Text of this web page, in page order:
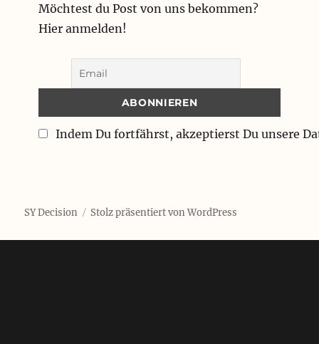
Möchtest du Post von uns bekommen?
Hier anmelden!
Indem Du fortfährst, akzeptierst Du unsere
SY Decision Stolz präsentiert von WordPress